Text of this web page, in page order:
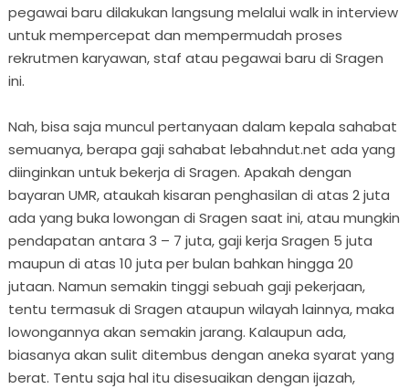
pegawai baru dilakukan langsung melalui walk in interview
untuk mempercepat dan mempermudah proses
rekrutmen karyawan, staf atau pegawai baru di Sragen
ini.
Nah, bisa saja muncul pertanyaan dalam kepala sahabat
semuanya, berapa gaji sahabat lebahndut.net ada yang
diinginkan untuk bekerja di Sragen. Apakah dengan
bayaran UMR, ataukah kisaran penghasilan di atas 2 juta
ada yang buka lowongan di Sragen saat ini, atau mungkin
pendapatan antara 3 – 7 juta, gaji kerja Sragen 5 juta
maupun di atas 10 juta per bulan bahkan hingga 20
jutaan. Namun semakin tinggi sebuah gaji pekerjaan,
tentu termasuk di Sragen ataupun wilayah lainnya, maka
lowongannya akan semakin jarang. Kalaupun ada,
biasanya akan sulit ditembus dengan aneka syarat yang
berat. Tentu saja hal itu disesuaikan dengan ijazah,